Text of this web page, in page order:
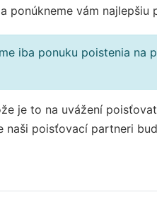
vám najlepšiu
iba ponuku poistenia na
je to na uvážení
naši poisťovací partneri